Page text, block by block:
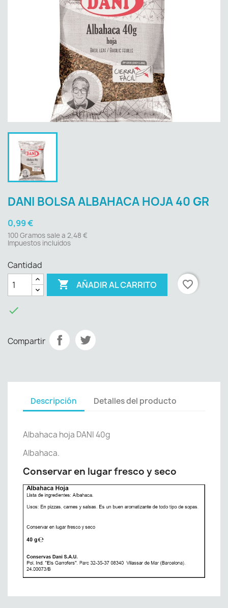
DANI BOLSA ALBAHACA HOJA 40 GR
0,99 €
100 Gramos sale a 2,48 €
Impuestos incluidos
Cantidad
 AÑADIR AL CARRITO favorite_border

Compartir
Descripción Detalles del producto
Albahaca hoja DANI 40g
Albahaca.
Conservar en lugar fresco y seco